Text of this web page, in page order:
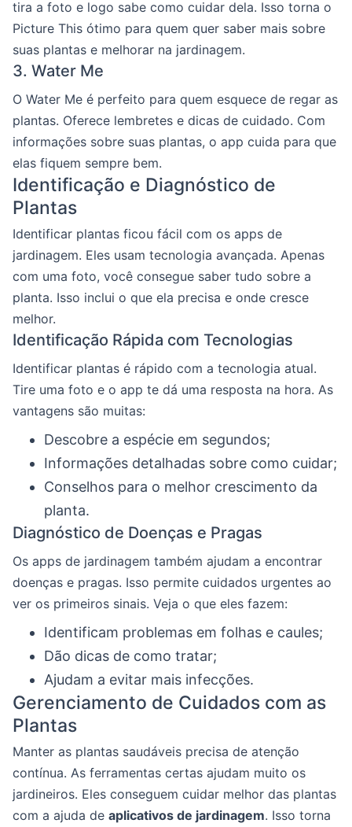
tira a foto e logo sabe como cuidar dela. Isso torna o
Picture This ótimo para quem quer saber mais sobre
suas plantas e melhorar na jardinagem.
3. Water Me
O Water Me é perfeito para quem esquece de regar as
plantas. Oferece lembretes e dicas de cuidado. Com
informações sobre suas plantas, o app cuida para que
elas fiquem sempre bem.
Identificação e Diagnóstico de
Plantas
Identificar plantas ficou fácil com os apps de
jardinagem. Eles usam tecnologia avançada. Apenas
com uma foto, você consegue saber tudo sobre a
planta. Isso inclui o que ela precisa e onde cresce
melhor.
Identificação Rápida com Tecnologias
Identificar plantas é rápido com a tecnologia atual.
Tire uma foto e o app te dá uma resposta na hora. As
vantagens são muitas:
Descobre a espécie em segundos;
Informações detalhadas sobre como cuidar;
Conselhos para o melhor crescimento da
planta.
Diagnóstico de Doenças e Pragas
Os apps de jardinagem também ajudam a encontrar
doenças e pragas. Isso permite cuidados urgentes ao
ver os primeiros sinais. Veja o que eles fazem:
Identificam problemas em folhas e caules;
Dão dicas de como tratar;
Ajudam a evitar mais infecções.
Gerenciamento de Cuidados com as
Plantas
Manter as plantas saudáveis precisa de atenção
contínua. As ferramentas certas ajudam muito os
jardineiros. Eles conseguem cuidar melhor das plantas
com a ajuda de aplicativos de jardinagem. Isso torna